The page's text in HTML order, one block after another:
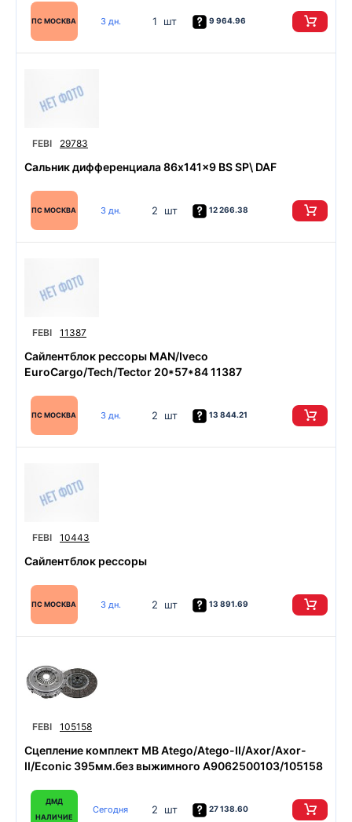
ПС МОСКВА 3 дн. 1 шт 9 964.96
FEBI 29783
Сальник дифференциала 86x141x9 BS SP\ DAF
ПС МОСКВА 3 дн. 2 шт 12 266.38
FEBI 11387
Сайлентблок рессоры MAN/Iveco
EuroCargo/Tech/Tector 20*57*84 11387
ПС МОСКВА 3 дн. 2 шт 13 844.21
FEBI 10443
Сайлентблок рессоры
ПС МОСКВА 3 дн. 2 шт 13 891.69
FEBI 105158
Сцепление комплект MB Atego/Atego-II/Axor/Axor-
II/Econic 395мм.без выжимного A9062500103/105158
ДМД
НАЛИЧИЕ
Сегодня 2 шт 27 138.60